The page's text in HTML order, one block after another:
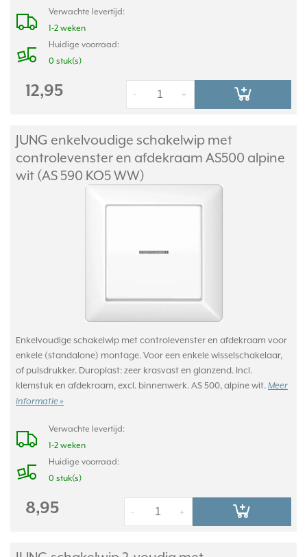
Verwachte levertijd:
1-2 weken
Huidige voorraad:
0 stuk(s)
12,95 +
-
JUNG enkelvoudige schakelwip met
controlevenster en afdekraam AS500 alpine
wit (AS 590 KO5 WW)
Enkelvoudige schakelwip met controlevenster en afdekraam voor
enkele (standalone) montage. Voor een enkele wisselschakelaar,
of pulsdrukker. Duroplast: zeer krasvast en glanzend. Incl.
klemstuk en afdekraam, excl. binnenwerk. AS 500, alpine wit. Meer
informatie »
Verwachte levertijd:
1-2 weken
Huidige voorraad:
0 stuk(s)
8,95 +
-